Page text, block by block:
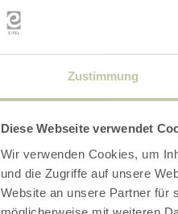
Zustimmung
Diese Webseite verwendet
Wir verwenden Cookies, um
und die Zugriffe auf unsere
Website an unsere Partner für